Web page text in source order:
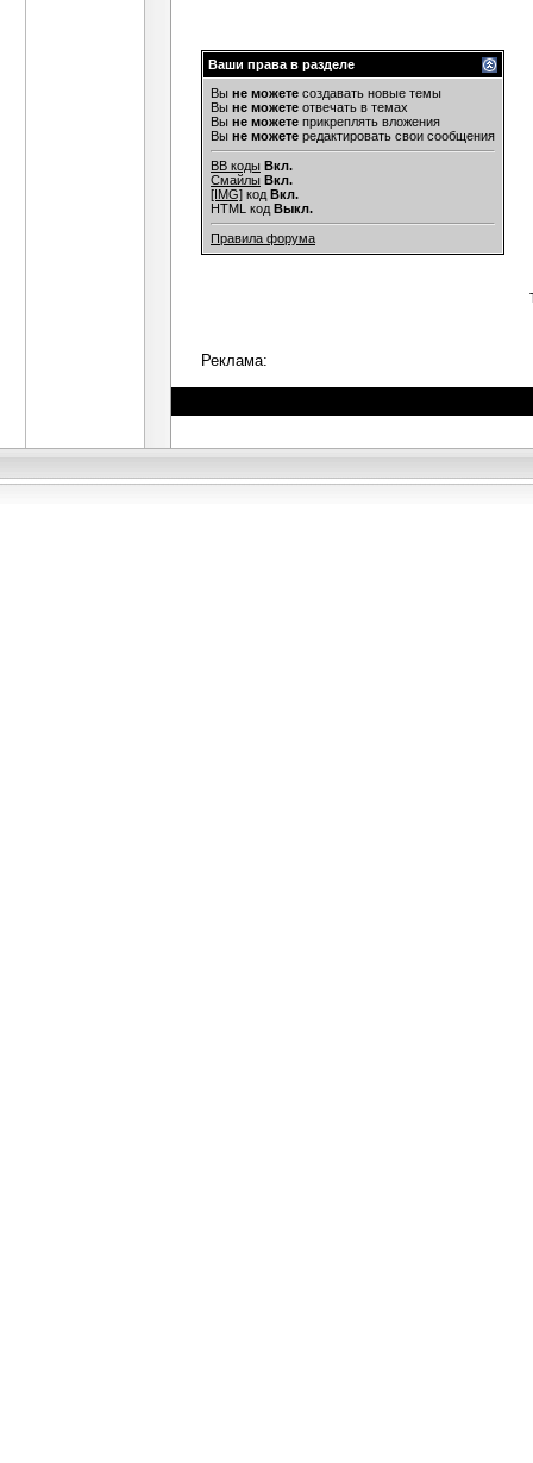
Ваши права в разделе
Вы не можете создавать новые темы
Вы не можете отвечать в темах
Вы не можете прикреплять вложения
Вы не можете редактировать свои сообщения
BB коды Вкл.
Смайлы Вкл.
[IMG] код Вкл.
HTML код Выкл.
Правила форума
Реклама: